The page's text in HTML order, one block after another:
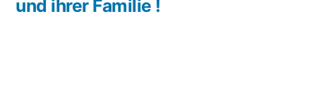
und ihrer Familie !